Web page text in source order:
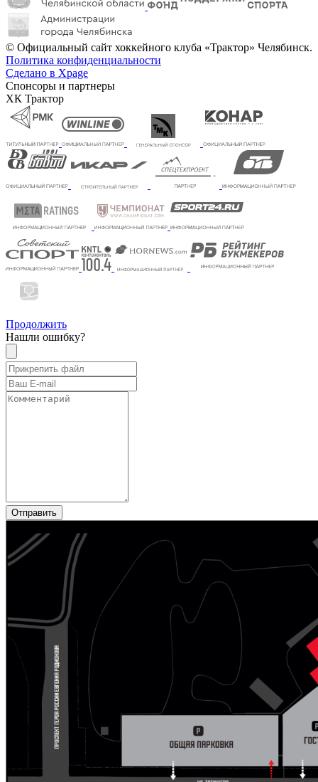
© Официальный сайт хоккейного клуба «Трактор» Челябинск.
Политика конфиденциальности
Сделано в Xpage
Спонсоры и партнеры
ХК Трактор
Продолжить
Нашли ошибку?